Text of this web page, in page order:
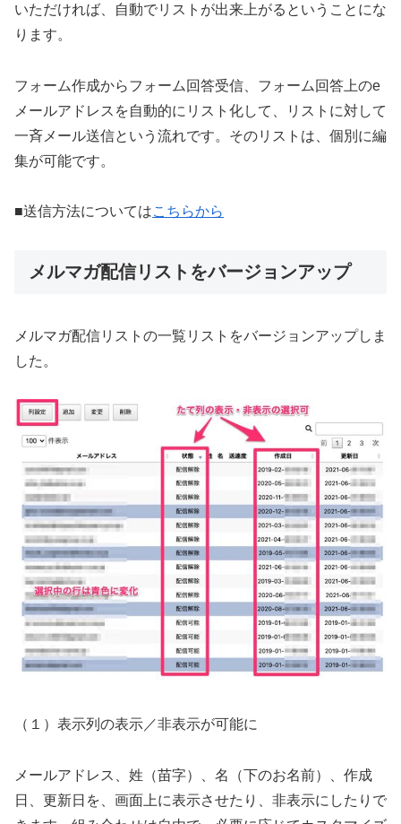
いただければ、自動でリストが出来上がるということにな
ります。
フォーム作成からフォーム回答受信、フォーム回答上のe
メールアドレスを自動的にリスト化して、リストに対して
一斉メール送信という流れです。そのリストは、個別に編
集が可能です。
■送信方法についてはこちらから
メルマガ配信リストをバージョンアップ
メルマガ配信リストの一覧リストをバージョンアップしま
した。
（１）表示列の表示／非表示が可能に
メールアドレス、姓（苗字）、名（下のお名前）、作成
日、更新日を、画面上に表示させたり、非表示にしたりで